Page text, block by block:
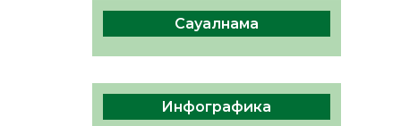
Руслан Рүстемұлы облыс
әкімінің кеңесшісі болып
тағайындалды
Сауалнама
Инфографика